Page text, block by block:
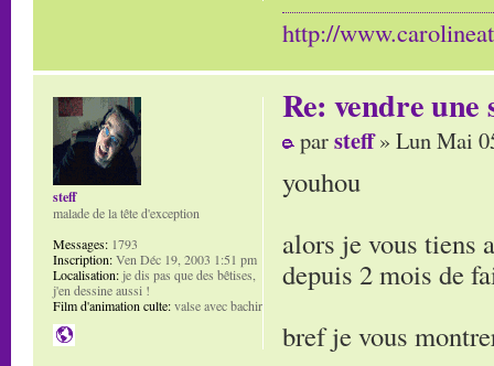
http://
Re: vendre une
parsteff» Lun Mai
youhou
alors je vous tiens
depuis 2 mois de
bref je vous
steff
malade de la tête d'exception
Messages: 1793
Inscription:Ven Déc 19, 2003 1:51 pm
Localisation:je dis pas que des bêtises,
j'en dessine aussi !
Film d'animation culte:valse avec bachir